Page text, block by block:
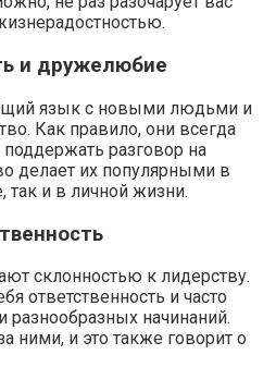
и дружелюбие
язык с новыми людьми и
Как правило, они всегда
разговор на
делает их популярными в
так и в личной жизни.
склонностью к лидерству.
ответственность и часто
разнообразных начинаний.
ними, и это также говорит о